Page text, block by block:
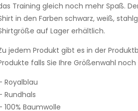
Training gleich noch mehr Spaß.
in den Farben schwarz, weiß,
auf Lager erhältlich.
jedem Produkt gibt es in der
falls Sie Ihre Größenwahl
Royalblau
Rundhals
100% Baumwolle